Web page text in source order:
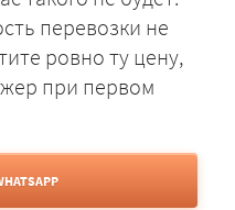
перевозки не
ровно ту цену,
при первом